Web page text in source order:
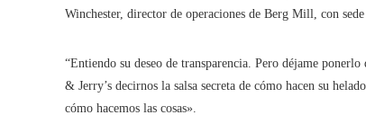
Winchester, director de operaciones de Berg Mill, con
“Entiendo su deseo de transparencia. Pero déjame
& Jerry’s decirnos la salsa secreta de cómo hacen su
cómo hacemos las cosas».